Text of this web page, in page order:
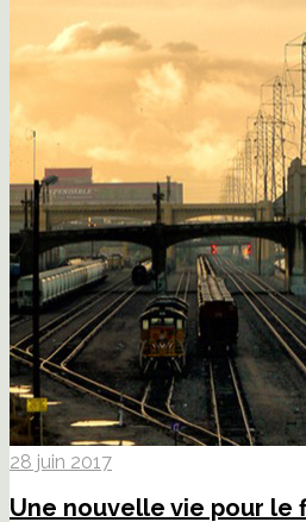
28 juin 2017
Une nouvelle vie pour le